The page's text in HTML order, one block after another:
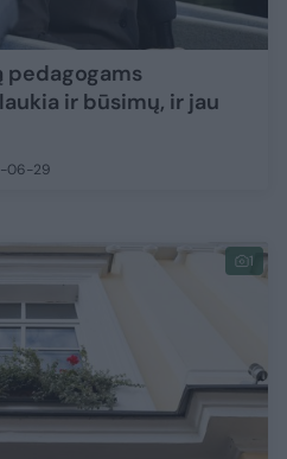
pedagogams
ir būsimų, ir jau
06-29
1